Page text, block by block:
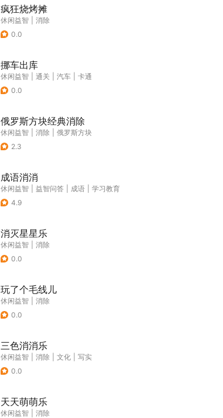
疯狂烧烤摊
休闲益智
消除
0.0
挪车出库
休闲益智 通关 汽车
卡通
0.0
俄罗斯方块经典消除
休闲益智 消除
俄罗斯方块
2.3
成语消消
休闲益智 益智问答 成语
学习教育
4.9
消灭星星乐
休闲益智
消除
0.0
玩了个毛线儿
休闲益智
消除
0.0
三色消消乐
休闲益智 消除 文化
写实
0.0
天天萌萌乐
休闲益智
消除